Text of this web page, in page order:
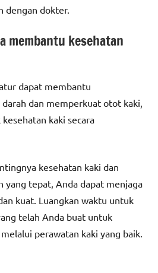
dengan dokter.
membantu kesehatan
dapat membantu
dan memperkuat otot kaki,
kaki secara
kesehatan kaki dan
yang tepat, Anda dapat menjaga
kuat. Luangkan waktu untuk
telah Anda buat untuk
perawatan kaki yang baik.